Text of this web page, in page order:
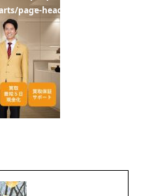
page-header.php